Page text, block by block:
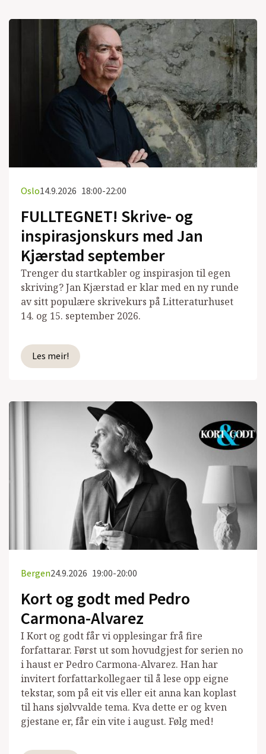
Oslo14.9.2026 18:00-22:00
FULLTEGNET! Skrive- og
inspirasjonskurs med Jan
Kjærstad september
Trenger du startkabler og inspirasjon til egen
skriving? Jan Kjærstad er klar med en ny runde
av sitt populære skrivekurs på Litteraturhuset
14. og 15. september 2026.
Les meir!
Bergen24.9.2026 19:00-20:00
Kort og godt med Pedro
Carmona-Alvarez
I Kort og godt får vi opplesingar frå fire
forfattarar. Først ut som hovudgjest for serien no
i haust er Pedro Carmona-Alvarez. Han har
invitert forfattarkollegaer til å lese opp eigne
tekstar, som på eit vis eller eit anna kan koplast
til hans sjølvvalde tema. Kva dette er og kven
gjestane er, får ein vite i august. Følg med!